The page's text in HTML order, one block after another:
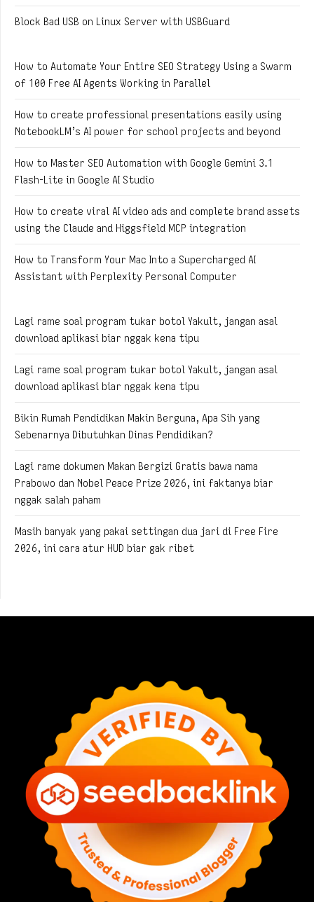
Block Bad USB on Linux Server with USBGuard
How to Automate Your Entire SEO Strategy Using a Swarm
of 100 Free AI Agents Working in Parallel
How to create professional presentations easily using
NotebookLM’s AI power for school projects and beyond
How to Master SEO Automation with Google Gemini 3.1
Flash-Lite in Google AI Studio
How to create viral AI video ads and complete brand assets
using the Claude and Higgsfield MCP integration
How to Transform Your Mac Into a Supercharged AI
Assistant with Perplexity Personal Computer
Lagi rame soal program tukar botol Yakult, jangan asal
download aplikasi biar nggak kena tipu
Lagi rame soal program tukar botol Yakult, jangan asal
download aplikasi biar nggak kena tipu
Bikin Rumah Pendidikan Makin Berguna, Apa Sih yang
Sebenarnya Dibutuhkan Dinas Pendidikan?
Lagi rame dokumen Makan Bergizi Gratis bawa nama
Prabowo dan Nobel Peace Prize 2026, ini faktanya biar
nggak salah paham
Masih banyak yang pakai settingan dua jari di Free Fire
2026, ini cara atur HUD biar gak ribet